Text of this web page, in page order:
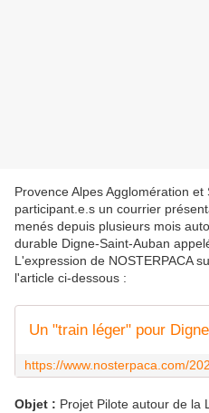
Provence Alpes Agglomération
participant.e.s un courrier
menés depuis plusieurs mois
durable Digne-Saint-Auban
L'expression de NOSTERPACA
l'article ci-dessous :
Objet : Projet Pilote autour de la